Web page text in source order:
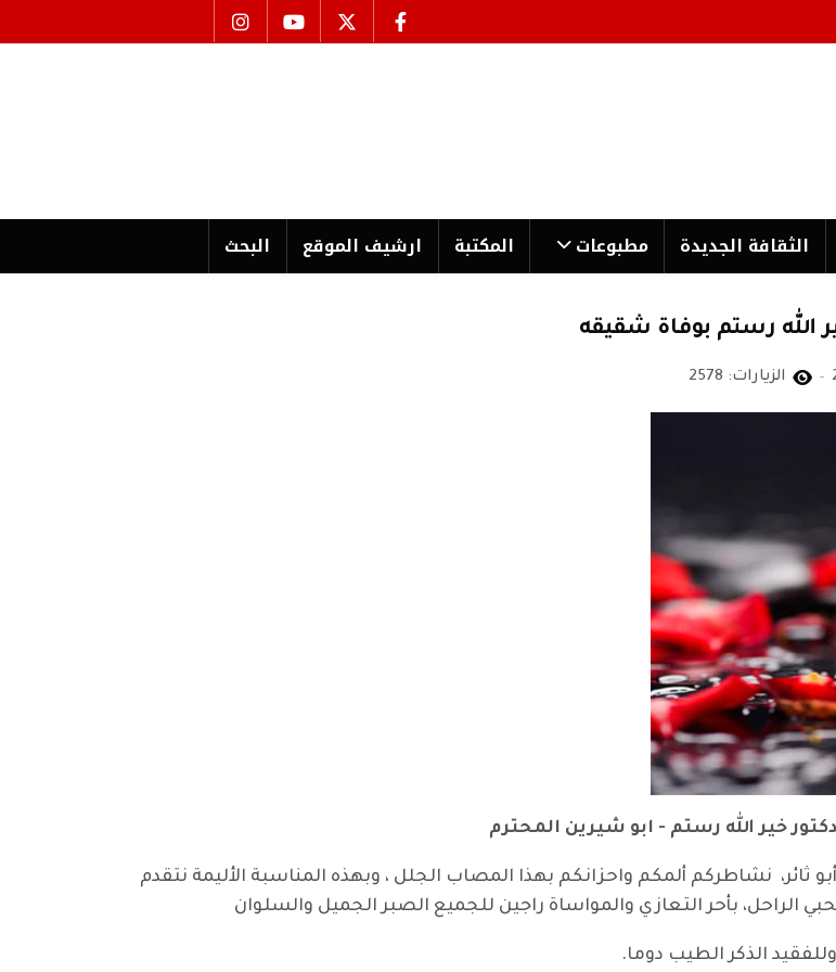
الثقافة الجدیدة مطبوعات المكتبة ارشیف الموقع البحث
الله رستم بوفاة شقيقه
الزيارات: 2578
خير الله رستم - ابو شيرين المحترم
ثائر، نشاطركم ألمكم واحزانكم بهذا المصاب الجلل ، وبهذه المناسبة الأليمة نتقدم
الراحل، بأحر التعازي والمواساة راجين للجميع الصبر الجميل والسلوان
وللفقيد الذكر الطيب دوما.